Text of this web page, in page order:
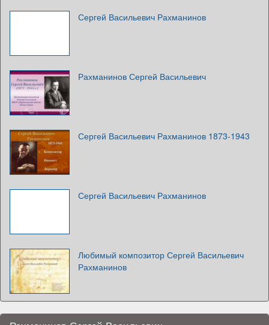
Сергей Васильевич Рахманинов
Рахманинов Сергей Васильевич
Сергей Васильевич Рахманинов 1873-1943
Сергей Васильевич Рахманинов
Любимый композитор Сергей Васильевич
Рахманинов